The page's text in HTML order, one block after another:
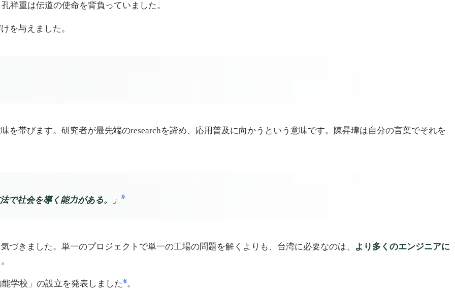
祥重は伝道の使命を背負っていました。
を与えました。
を帯びます。研究者が最先端のresearchを諦め、応用普及に向かうという意味です。陳昇瑋は自分の言葉でそれを
で社会を導く能力がある。 」 9
づきました。単一のプロジェクトで単一の工場の問題を解くよりも、台湾に必要なのは、
より多くのエンジニアに
学校」の設立を発表しました 6。